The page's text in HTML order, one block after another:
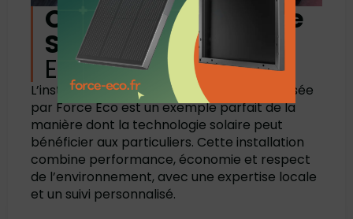
Optez pour l'Énergie
Solaire avec Force
Eco à Duran
L’installation panneau solaire à Duran réalisée
par Force Eco est un exemple parfait de la
manière dont la technologie solaire peut
bénéficier aux particuliers. Cette installation
combine performance, économie et respect
de l’environnement, avec une expertise locale
et un suivi personnalisé.